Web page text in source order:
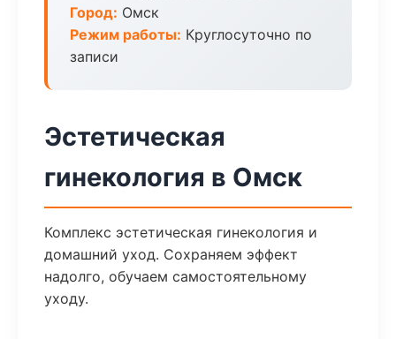
Город: Омск
Режим работы: Круглосуточно по
записи
Эстетическая
гинекология в Омск
Комплекс эстетическая гинекология и
домашний уход. Сохраняем эффект
надолго, обучаем самостоятельному
уходу.